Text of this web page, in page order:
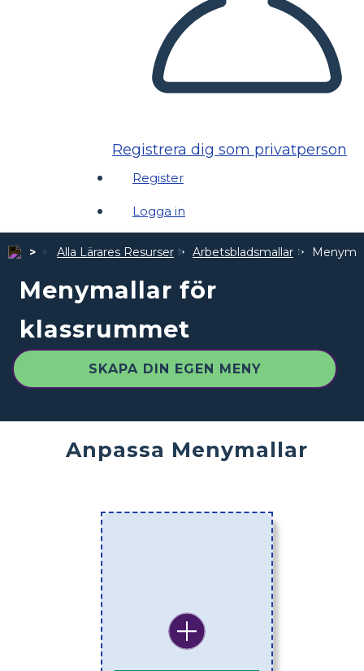
Registrera dig som privatperson
Register
Logga in
Alla Lärares Resurser Arbetsbladsmallar
Menymallar för
klassrummet
SKAPA DIN EGEN MENY
Anpassa Menymallar